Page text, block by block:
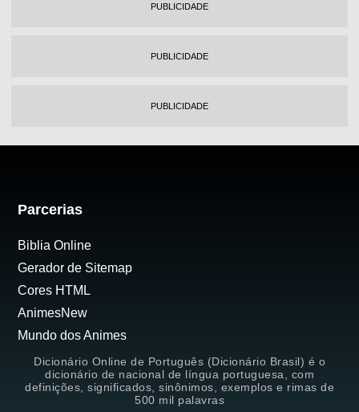
PUBLICIDADE
PUBLICIDADE
PUBLICIDADE
Parcerias
Biblia Online
Gerador de Sitemap
Cores HTML
AnimesNew
Mundo dos Animes
Dicionário Online de Português (Dicionário Brasil) é o
dicionário de nacional de língua portuguesa, com
definições, significados, sinônimos, exemplos e rimas de
500 mil palavras